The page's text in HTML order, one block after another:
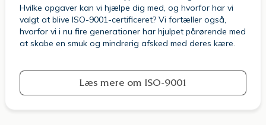
Hvilke opgaver kan vi hjælpe dig med, og hvorfor har vi
valgt at blive ISO-9001-certificeret? Vi fortæller også,
hvorfor vi i nu fire generationer har hjulpet pårørende med
at skabe en smuk og mindrerig afsked med deres kære.
Læs mere om ISO-9001